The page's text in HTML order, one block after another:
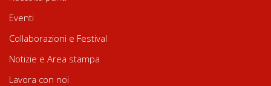
Eventi
Collaborazioni e Festival
Notizie e Area stampa
Lavora con noi